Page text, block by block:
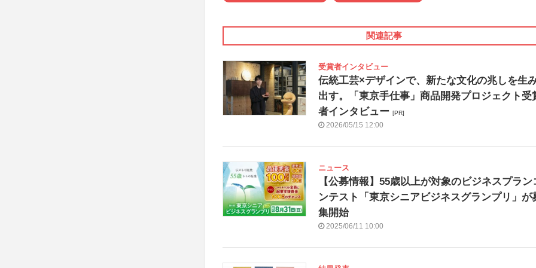
関連記事
受賞者インタビュー
伝統工芸×デザインで、新たな文化の兆しを生
出す。「東京手仕事」商品開発プロジェクト受
者インタビュー [PR]
2026/05/15 12:00
ニュース
【公募情報】55歳以上が対象のビジネスプラン
ンテスト「東京シニアビジネスグランプリ」が
集開始
2025/06/11 10:00